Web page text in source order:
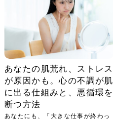
ふと鏡を見て、急に小じわが増えたと
落ち込んでいないでしょうか？じつは
痩身エステと一言で言っても、最新の
機器を使ったものから、昔ながらの手
あなたの肌荒れ、ストレス
が原因かも。心の不調が肌
に出る仕組みと、悪循環を
断つ方法
あなたにも、「大きな仕事が終わっ